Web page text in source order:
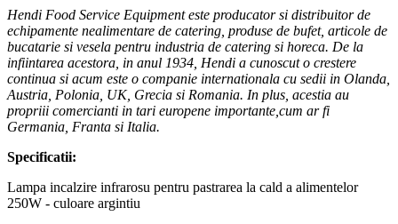
Hendi Food Service Equipment este producator si distribuitor de
echipamente nealimentare de catering, produse de bufet, articole de
bucatarie si vesela pentru industria de catering si horeca. De la
infiintarea acestora, in anul 1934, Hendi a cunoscut o crestere
continua si acum este o companie internationala cu sedii in Olanda,
Austria, Polonia, UK, Grecia si Romania. In plus, acestia au
propriii comercianti in tari europene importante,cum ar fi
Germania, Franta si Italia.
Specificatii:
Lampa incalzire infrarosu pentru pastrarea la cald a alimentelor
250W - culoare argintiu